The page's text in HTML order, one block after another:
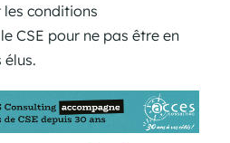
conditions
CSE pour ne pas être en